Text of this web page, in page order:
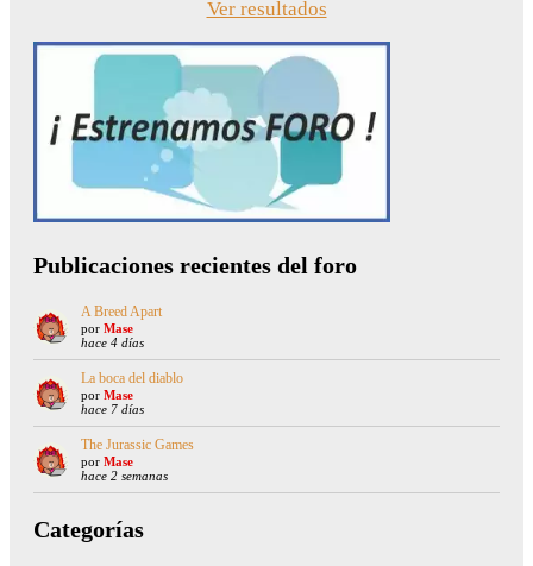
Ver resultados
Publicaciones recientes del foro
A Breed Apart
por Mase
hace 4 días
La boca del diablo
por Mase
hace 7 días
The Jurassic Games
por Mase
hace 2 semanas
Categorías